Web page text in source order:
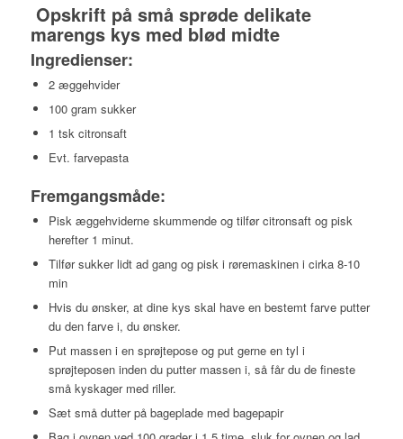
Opskrift på små sprøde delikate
marengs kys med blød midte
Ingredienser:
2 æggehvider
100 gram sukker
1 tsk citronsaft
Evt. farvepasta
Fremgangsmåde:
Pisk æggehviderne skummende og tilfør citronsaft og pisk
herefter 1 minut.
Tilfør sukker lidt ad gang og pisk i røremaskinen i cirka 8-10
min
Hvis du ønsker, at dine kys skal have en bestemt farve putter
du den farve i, du ønsker.
Put massen i en sprøjtepose og put gerne en tyl i
sprøjteposen inden du putter massen i, så får du de fineste
små kyskager med riller.
Sæt små dutter på bageplade med bagepapir